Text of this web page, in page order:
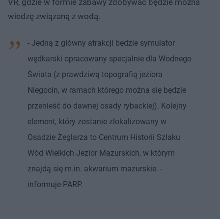
VR, gdzie w formie zabawy zdobywać będzie można
wiedzę związaną z wodą.
- Jedną z główny atrakcji będzie symulator
wędkarski opracowany specjalnie dla Wodnego
Świata (z prawdziwą topografią jeziora
Niegocin, w ramach którego można się będzie
przenieść do dawnej osady rybackiej). Kolejny
element, który zostanie zlokalizowany w
Osadzie Żeglarza to Centrum Historii Szlaku
Wód Wielkich Jezior Mazurskich, w którym
znajdą się m.in. akwarium mazurskie. -
informuje PARP.